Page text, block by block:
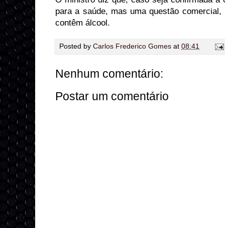
para a saúde, mas uma questão
contêm álcool.
Posted by Carlos Frederico Gomes at 08:41
Nenhum comentário:
Postar um comentário